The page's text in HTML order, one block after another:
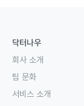
닥터나우
회사 소개
팀 문화
서비스 소개